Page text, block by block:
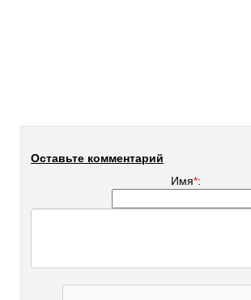
Оставьте комментарий
Имя*: